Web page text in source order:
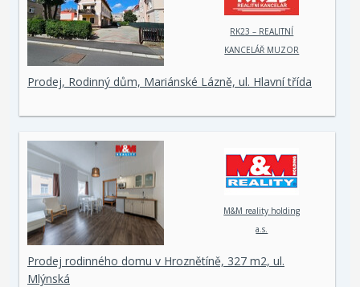
RK23 – REALITNÍ
KANCELÁŘ MUZOR
Prodej, Rodinný dům, Mariánské Lázně, ul. Hlavní třída
M&M reality holding
a.s.
Prodej rodinného domu v Hroznětíně, 327 m2, ul.
Mlýnská